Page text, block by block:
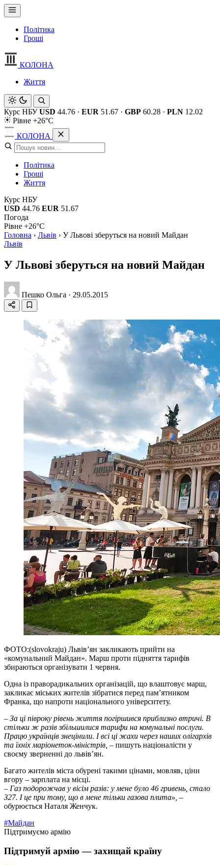
Політика
Гроші
КОЛОНА
Життя
Курс НБУ USD 44.76 · EUR 51.67 · GBP 60.28 · PLN 12.02
Рівне +26°C
КОЛОНА
Політика
Гроші
Життя
Курс НБУ
USD 44.76 EUR 51.67
Погода
Рівне +26°C
Головна › Львів › У Львові зберуться на новий Майдан
Львів
У Львові зберуться на новий Майдан
Пешко Ольга · 29.05.2015
ФОТО:(slovokraju) Львів’ян закликають прийти на
«комунальний Майдан». Марш проти підняття тарифів
збираються організувати 1 червня.
Одна із праворадикальних організацій, що влаштовує марш,
закликає міських жителів зібратися перед пам’ятником
Франка, що напроти національного університету.
– За ці півроку рівень життя погіршився приблизно втричі. В
стільки ж разів збільшилися тарифи на комунальні послуги.
Працю українців знецінили. І всі ці жахи через наших олігархів
та їхніх маріонеток-міністрів, – пишуть націоналісти у
своєму зверненні до львів’ян.
Багато жителів міста обурені такими цінами, мовляв, ціни
вгору – зарплата на місці.
– Газ подорожчав у вісім разів: у мене було 46 гривень, стало
327. І це при тому, що в мене тільки газова плита», –
обурюється Наталя Женчук.
#Майдан
Підтримуємо армію
Підтримуй армію — захищай країну